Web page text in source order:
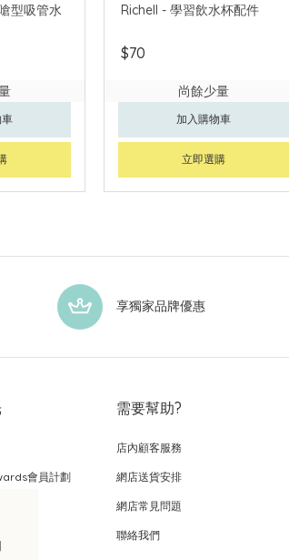
型吸管水 Richell - 學習飲水杯配件
$70
尚餘少量
加入購物車
立即選購
享獨家品牌優惠
會員計劃
需要幫助?
店內顧客服務
網店送貨安排
網店常見問題
聯絡我們